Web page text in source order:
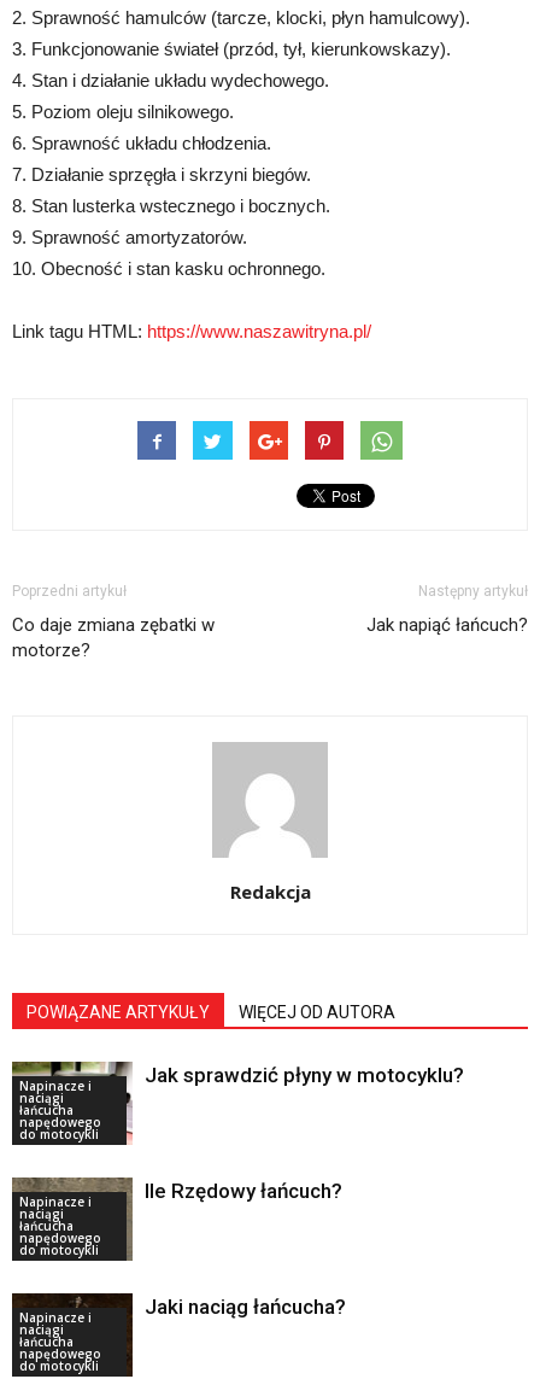
2. Sprawność hamulców (tarcze, klocki, płyn hamulcowy).
3. Funkcjonowanie świateł (przód, tył, kierunkowskazy).
4. Stan i działanie układu wydechowego.
5. Poziom oleju silnikowego.
6. Sprawność układu chłodzenia.
7. Działanie sprzęgła i skrzyni biegów.
8. Stan lusterka wstecznego i bocznych.
9. Sprawność amortyzatorów.
10. Obecność i stan kasku ochronnego.
Link tagu HTML: https://www.naszawitryna.pl/
Poprzedni artykuł
Co daje zmiana zębatki w
motorze?
Następny artykuł
Jak napiąć łańcuch?
Redakcja
POWIĄZANE ARTYKUŁY WIĘCEJ OD AUTORA
Napinacze i
naciągi
łańcucha
napędowego
do motocykli
Jak sprawdzić płyny w motocyklu?
Napinacze i
naciągi
łańcucha
napędowego
do motocykli
Ile Rzędowy łańcuch?
Napinacze i
naciągi
łańcucha
napędowego
do motocykli
Jaki naciąg łańcucha?